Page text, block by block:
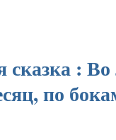
сказка :
по